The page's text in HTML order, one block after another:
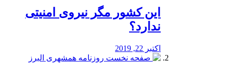
این کشور مگر نیروی امنیتی
ندارد؟
اکتبر 22, 2019